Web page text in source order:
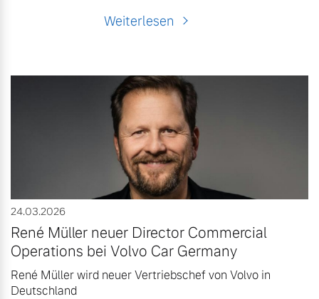
Weiterlesen
24.03.2026
René Müller neuer Director Commercial
Operations bei Volvo Car Germany
René Müller wird neuer Vertriebschef von Volvo in
Deutschland